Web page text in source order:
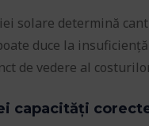
solare determină
duce la
de vedere al
capacități